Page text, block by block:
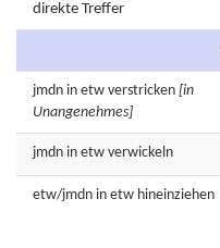
direkte Treffer
jmdn in etw verstricken [in
Unangenehmes]
jmdn in etw verwickeln
etw/jmdn in etw hineinziehen